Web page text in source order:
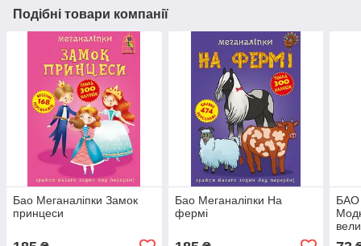
Подібні товари компанії
Бао Меганаліпки Замок
принцеси
Бао Меганаліпки На
фермі
БАО